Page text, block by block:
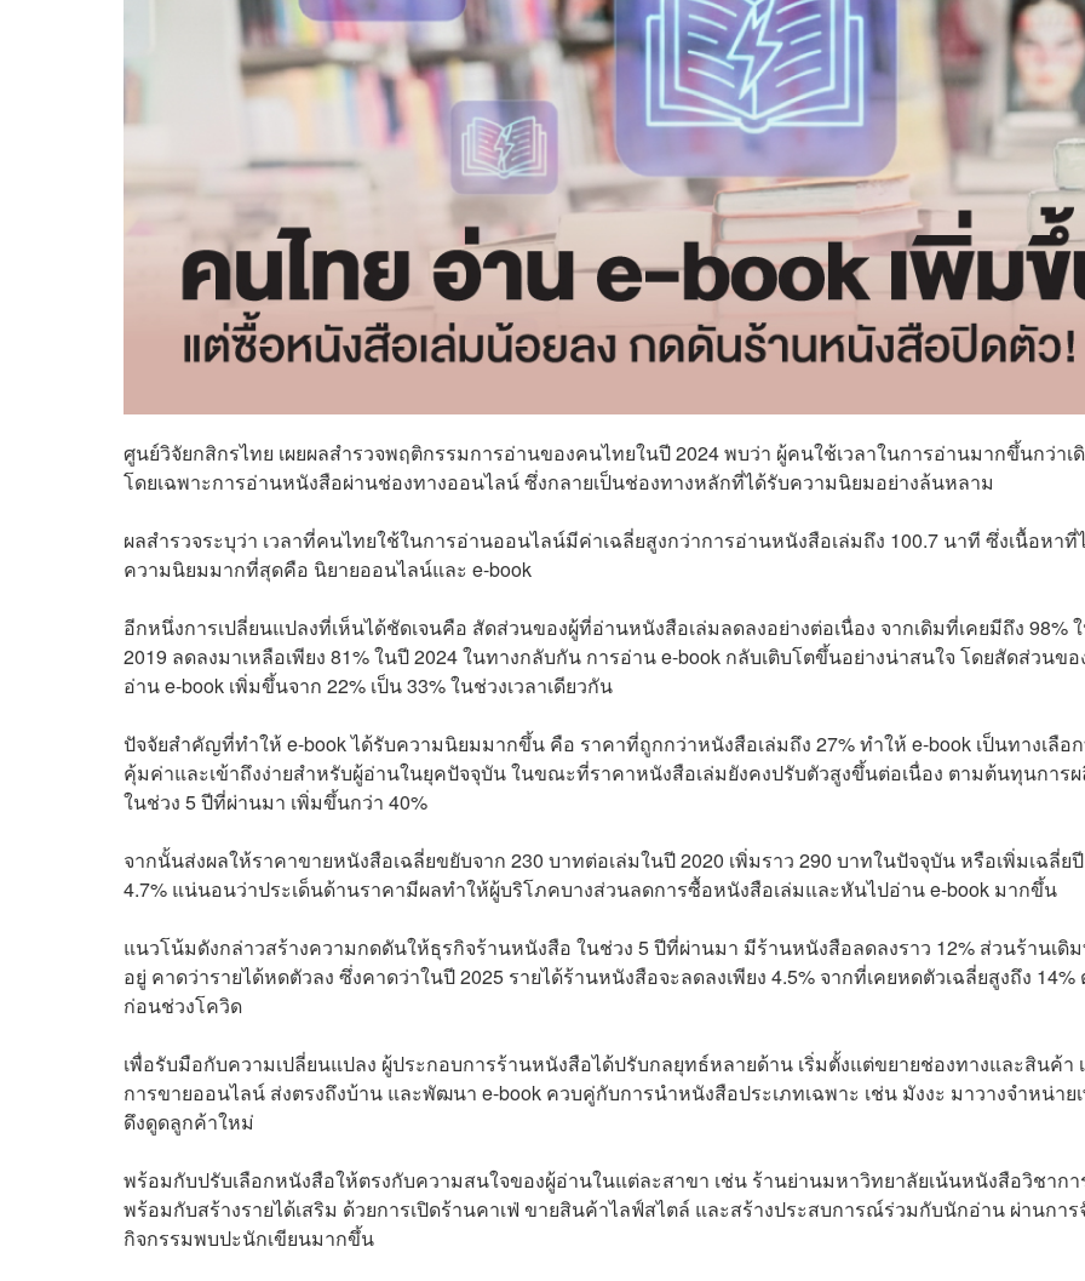
ศูนย์วิจัยกสิกรไทย เผยผลสำรวจพฤติกรรมการอ่านของคนไทยในปี 2024 พบว่า ผู้คนใช้เวลาในการอ่านมากขึ้นกว่าเ
โดยเฉพาะการอ่านหนังสือผ่านช่องทางออนไลน์ ซึ่งกลายเป็นช่องทางหลักที่ได้รับความนิยมอย่างล้นหลาม
ผลสำรวจระบุว่า เวลาที่คนไทยใช้ในการอ่านออนไลน์มีค่าเฉลี่ยสูงกว่าการอ่านหนังสือเล่มถึง 100.7 นาที ซึ่งเนื้อหาที่
ความนิยมมากที่สุดคือ นิยายออนไลน์และ e-book
อีกหนึ่งการเปลี่ยนแปลงที่เห็นได้ชัดเจนคือ สัดส่วนของผู้ที่อ่านหนังสือเล่มลดลงอย่างต่อเนื่อง จากเดิมที่เคยมีถึง 98%
2019 ลดลงมาเหลือเพียง 81% ในปี 2024 ในทางกลับกัน การอ่าน e-book กลับเติบโตขึ้นอย่างน่าสนใจ โดยสัดส่วนข
อ่าน e-book เพิ่มขึ้นจาก 22% เป็น 33% ในช่วงเวลาเดียวกัน
ปัจจัยสำคัญที่ทำให้ e-book ได้รับความนิยมมากขึ้น คือ ราคาที่ถูกกว่าหนังสือเล่มถึง 27% ทำให้ e-book เป็นทางเลือ
คุ้มค่าและเข้าถึงง่ายสำหรับผู้อ่านในยุคปัจจุบัน ในขณะที่ราคาหนังสือเล่มยังคงปรับตัวสูงขึ้นต่อเนื่อง ตามต้นทุนการ
ในช่วง 5 ปีที่ผ่านมา เพิ่มขึ้นกว่า 40%
จากนั้นส่งผลให้ราคาขายหนังสือเฉลี่ยขยับจาก 230 บาทต่อเล่มในปี 2020 เพิ่มราว 290 บาทในปัจจุบัน หรือเพิ่มเฉลี่ย
4.7% แน่นอนว่าประเด็นด้านราคามีผลทำให้ผู้บริโภคบางส่วนลดการซื้อหนังสือเล่มและหันไปอ่าน e-book มากขึ้น
แนวโน้มดังกล่าวสร้างความกดดันให้ธุรกิจร้านหนังสือ ในช่วง 5 ปีที่ผ่านมา มีร้านหนังสือลดลงราว 12% ส่วนร้านเดิ
อยู่ คาดว่ารายได้หดตัวลง ซึ่งคาดว่าในปี 2025 รายได้ร้านหนังสือจะลดลงเพียง 4.5% จากที่เคยหดตัวเฉลี่ยสูงถึง 14%
ก่อนช่วงโควิด
เพื่อรับมือกับความเปลี่ยนแปลง ผู้ประกอบการร้านหนังสือได้ปรับกลยุทธ์หลายด้าน เริ่มตั้งแต่ขยายช่องทางและสินค้า
การขายออนไลน์ ส่งตรงถึงบ้าน และพัฒนา e-book ควบคู่กับการนำหนังสือประเภทเฉพาะ เช่น มังงะ มาวางจำหน่าย
ดึงดูดลูกค้าใหม่
พร้อมกับปรับเลือกหนังสือให้ตรงกับความสนใจของผู้อ่านในแต่ละสาขา เช่น ร้านย่านมหาวิทยาลัยเน้นหนังสือวิชากา
พร้อมกับสร้างรายได้เสริม ด้วยการเปิดร้านคาเฟ่ ขายสินค้าไลฟ์สไตล์ และสร้างประสบการณ์ร่วมกับนักอ่าน ผ่านการ
กิจกรรมพบปะนักเขียนมากขึ้น